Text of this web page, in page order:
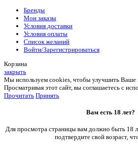
Бренды
Мои заказы
Условия доставки
Условия оплаты
Список желаний
Войти/Зарегистрироваться
Корзина
закрыть
Мы используем cookies, чтобы улучшить Ваше
Просматривая этот сайт, вы соглашаетесь с
Прочитать Принять
Вам есть 18 лет?
Для просмотра страницы вам должно быть 18
подтвердите свой возраст,